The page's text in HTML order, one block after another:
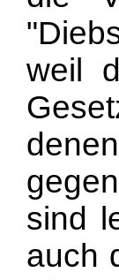
weil
sind
auch